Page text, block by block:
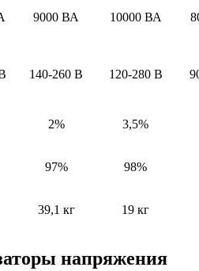
9000 ВА 10000 ВА
140-260 В 120-280 В
2% 3,5%
97% 98%
39,1 кг 19 кг
напряжения